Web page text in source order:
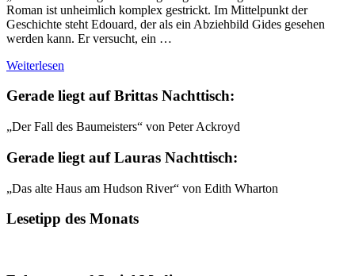
Roman ist unheimlich komplex gestrickt. Im Mittelpunkt der
Geschichte steht Edouard, der als ein Abziehbild Gides gesehen
werden kann. Er versucht, ein …
Weiterlesen
Gerade liegt auf Brittas Nachttisch:
„Der Fall des Baumeisters“ von Peter Ackroyd
Gerade liegt auf Lauras Nachttisch:
„Das alte Haus am Hudson River“ von Edith Wharton
Lesetipp des Monats